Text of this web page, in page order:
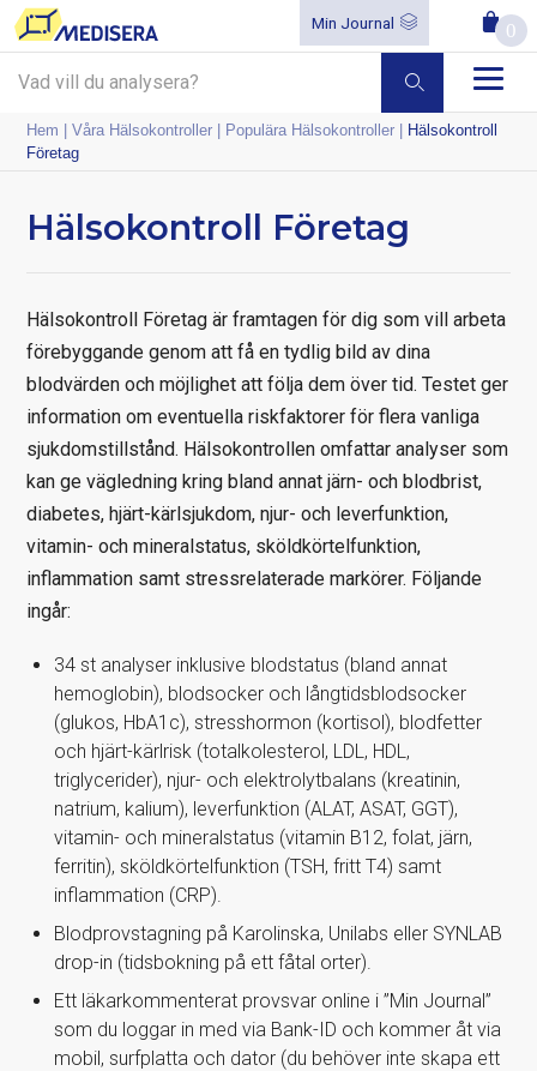
Min Journal 0
Hem |Våra Hälsokontroller | Populära Hälsokontroller | Hälsokontroll
Företag
Hälsokontroll Företag
Hälsokontroll Företag är framtagen för dig som vill arbeta
förebyggande genom att få en tydlig bild av dina
blodvärden och möjlighet att följa dem över tid. Testet ger
information om eventuella riskfaktorer för flera vanliga
sjukdomstillstånd. Hälsokontrollen omfattar analyser som
kan ge vägledning kring bland annat järn- och blodbrist,
diabetes, hjärt-kärlsjukdom, njur- och leverfunktion,
vitamin- och mineralstatus, sköldkörtelfunktion,
inflammation samt stressrelaterade markörer. Följande
ingår:
34 st analyser inklusive blodstatus (bland annat
hemoglobin), blodsocker och långtidsblodsocker
(glukos, HbA1c), stresshormon (kortisol), blodfetter
och hjärt-kärlrisk (totalkolesterol, LDL, HDL,
triglycerider), njur- och elektrolytbalans (kreatinin,
natrium, kalium), leverfunktion (ALAT, ASAT, GGT),
vitamin- och mineralstatus (vitamin B12, folat, järn,
ferritin), sköldkörtelfunktion (TSH, fritt T4) samt
inflammation (CRP).
Blodprovstagning på Karolinska, Unilabs eller SYNLAB
drop-in (tidsbokning på ett fåtal orter).
Ett läkarkommenterat provsvar online i ”Min Journal”
som du loggar in med via Bank-ID och kommer åt via
mobil, surfplatta och dator (du behöver inte skapa ett